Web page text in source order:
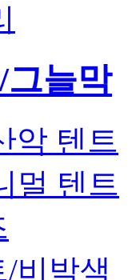
그늘막
악 텐트
멀 텐트
비박색